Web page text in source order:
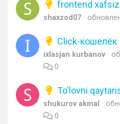
frontend
shaxzod07
Click-кошелёк
ixlasjan kurbanov
0
To'lovni
shukurov akmal
0